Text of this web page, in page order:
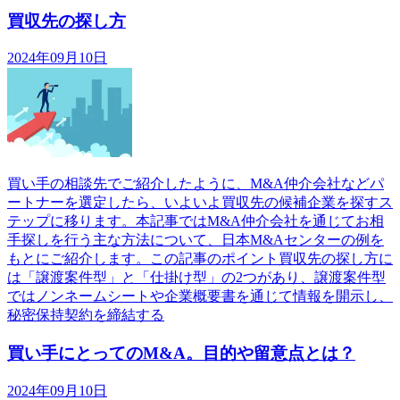
買収先の探し方
2024年09月10日
買い手の相談先でご紹介したように、M&A仲介会社などパ
ートナーを選定したら、いよいよ買収先の候補企業を探すス
テップに移ります。本記事ではM&A仲介会社を通じてお相
手探しを行う主な方法について、日本M&Aセンターの例を
もとにご紹介します。この記事のポイント買収先の探し方に
は「譲渡案件型」と「仕掛け型」の2つがあり、譲渡案件型
ではノンネームシートや企業概要書を通じて情報を開示し、
秘密保持契約を締結する
買い手にとってのM&A。目的や留意点とは？
2024年09月10日